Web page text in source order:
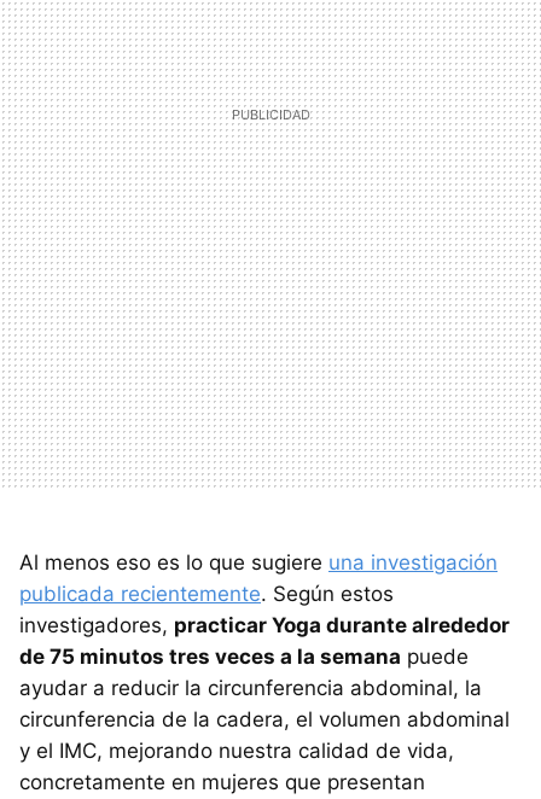
Al menos eso es lo que sugiere una investigación
publicada recientemente. Según estos
investigadores, practicar Yoga durante alrededor
de 75 minutos tres veces a la semana puede
ayudar a reducir la circunferencia abdominal, la
circunferencia de la cadera, el volumen abdominal
y el IMC, mejorando nuestra calidad de vida,
concretamente en mujeres que presentan